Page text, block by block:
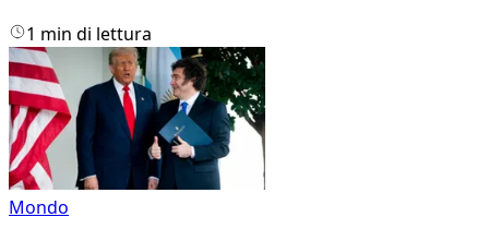
1 min di lettura
Mondo